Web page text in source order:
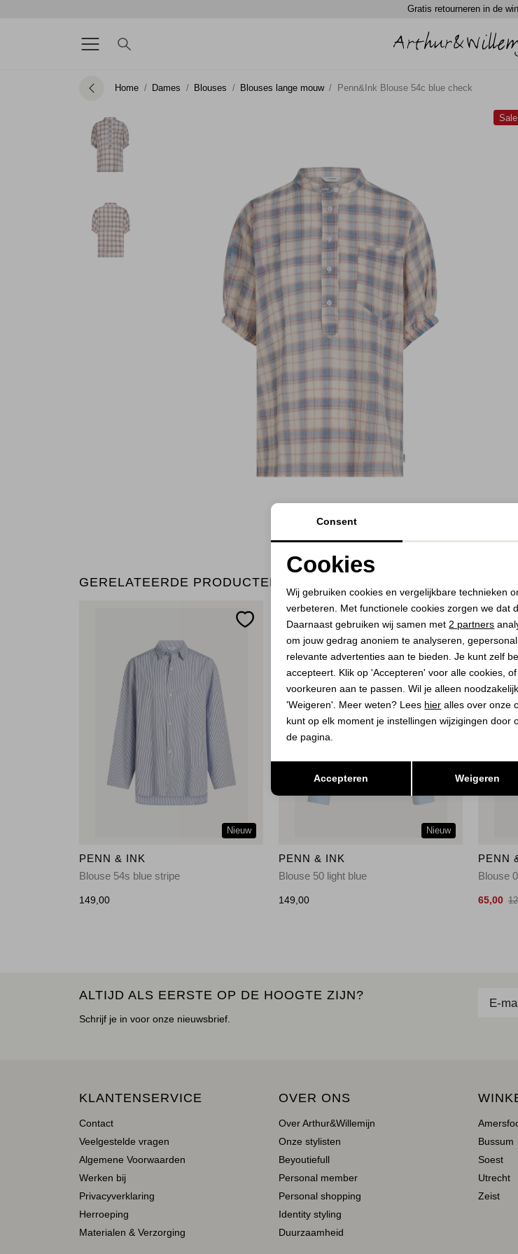
Gratis retourneren in de
Home Dames Blouses Blouses lange mouw Penn&Ink Blouse 54c blue check
Sale
GERELATEERDE PRODUCTEN
Nieuw
PENN & INK
Blouse 54s blue stripe
149,00
Nieuw
PENN & INK
Blouse 50 light blue
149,00
PENN
Blouse
65,00
ALTIJD ALS EERSTE OP DE HOOGTE ZIJN?
Schrijf je in voor onze nieuwsbrief.
KLANTENSERVICE
Contact
Veelgestelde vragen
Algemene Voorwaarden
Werken bij
Privacyverklaring
Herroeping
Materialen & Verzorging
OVER ONS
Over Arthur&Willemijn
Onze stylisten
Beyoutiefull
Personal member
Personal shopping
Identity styling
Duurzaamheid
Bussum
Soest
Utrecht
Zeist
Analytische cookies
Consent
Cookies
Wij gebruiken cookies en vergelijkbare technieken
verbeteren. Met functionele cookies zorgen we dat
Daarnaast gebruiken wij samen met 2 partners
om jouw gedrag anoniem te analyseren,
relevante advertenties aan te bieden. Je kunt zelf
accepteert. Klik op 'Accepteren' voor alle cookies,
voorkeuren aan te passen. Wil je alleen
'Weigeren'. Meer weten? Lees hier alles over onze
kunt op elk moment je instellingen wijzigingen door
de pagina.
Accepteren Weigeren